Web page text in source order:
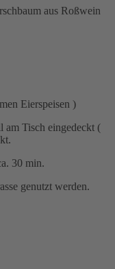
aus Roßwein
Eierspeisen )
am Tisch eingedeckt (
30 min.
genutzt werden.